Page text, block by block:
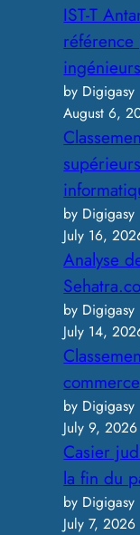
IST-T
by Digigasy
August 6,
by Digigasy
July 16,
Analyse
by Digigasy
July 14,
by Digigasy
July 9, 2026
Casier
la fin du
by Digigasy
July 7, 2026